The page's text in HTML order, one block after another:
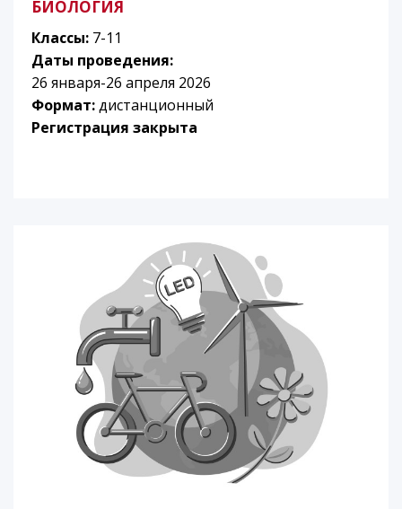
БИОЛОГИЯ
Классы: 7-11
Даты проведения:
26 января-26 апреля 2026
Формат:дистанционный
Регистрация закрыта